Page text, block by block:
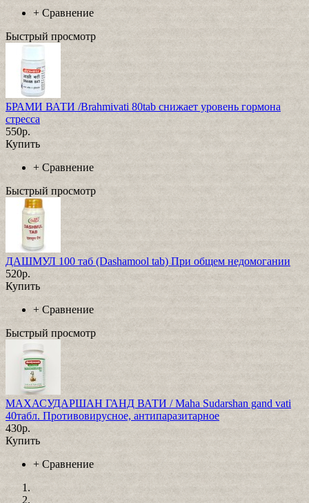
+ Сравнение
Быстрый просмотр
БРАМИ ВАТИ /Brahmivati 80tab снижает уровень гормона
стресса
550р.
Купить
+ Сравнение
Быстрый просмотр
ДАШМУЛ 100 таб (Dashamool tab) При общем недомогании
520р.
Купить
+ Сравнение
Быстрый просмотр
МАХАСУДАРШАН ГАНД ВАТИ / Maha Sudarshan gand vati
40табл. Противовирусное, антипаразитарное
430р.
Купить
+Сравнение